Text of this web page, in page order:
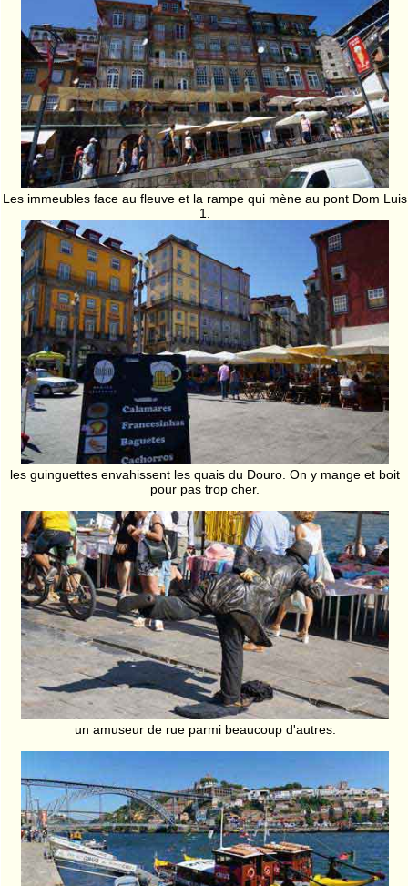
Les immeubles face au fleuve et la rampe qui mène au pont Dom Luis
1.
les guinguettes envahissent les quais du Douro. On y mange et boit
pour pas trop cher.
un amuseur de rue parmi beaucoup d'autres.